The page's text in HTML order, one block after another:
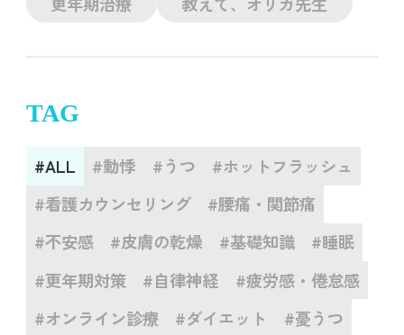
TAG
#ALL #動悸 #うつ
#ホットフラッシュ
#看護カウンセリング
#腰痛・関節痛
#不安感
#皮膚の乾燥 #基礎知識
#睡眠
#更年期対策
#自律神経
#疲労感・倦怠感
#オンライン診療
#ダイエット
#憂うつ